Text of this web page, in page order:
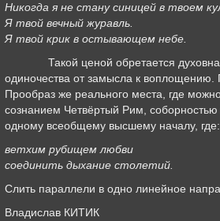
Никогда я не стану синицей в твоем
Я твой вечный журавль.
Я твой крик в остывающем небе.
Такой ценой обретается
одиночества от замысла к воплощению.
Прообраз же реального места, где
сознанием Четвёртый Рим,
одному всеобщему высшему началу,
ветхим рубищем любви
соединить дыхание столетий.
Слить параллели в одно линейное
Владислав КИТИК